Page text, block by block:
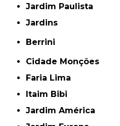
Jardim Paulista
Jardins
Berrini
Cidade Monções
Faria Lima
Itaim Bibi
Jardim América